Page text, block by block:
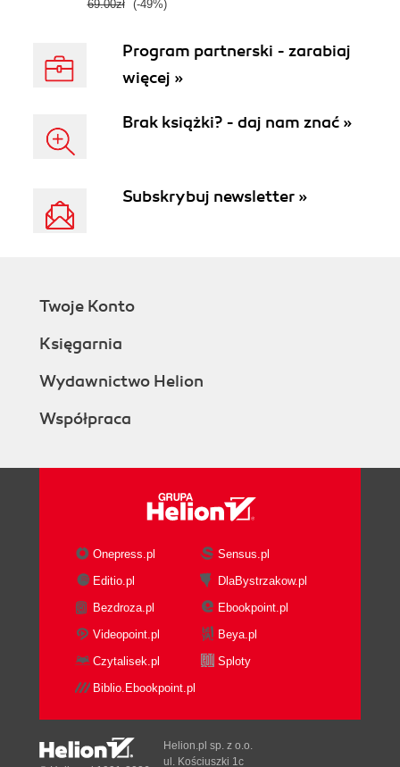
69.00zł (-49%)
Program partnerski - zarabiaj
więcej »
Brak książki? - daj nam znać »
Subskrybuj newsletter »
Twoje Konto
Księgarnia
Wydawnictwo Helion
Współpraca
Onepress.pl
Sensus.pl
Editio.pl
DlaBystrzakow.pl
Bezdroza.pl
Ebookpoint.pl
Videopoint.pl
Beya.pl
Czytalisek.pl
Sploty
Biblio.Ebookpoint.pl
Helion.pl sp. z o.o.
ul. Kościuszki 1c